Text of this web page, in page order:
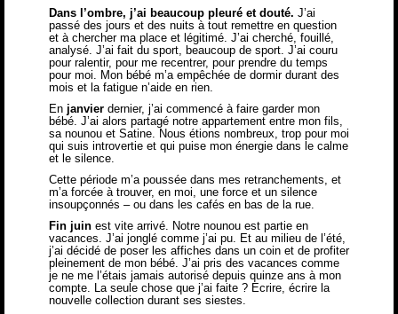
Dans l’ombre, j’ai beaucoup pleuré et douté. J’ai
passé des jours et des nuits à tout remettre en question
et à chercher ma place et légitimé. J’ai cherché, fouillé,
analysé. J’ai fait du sport, beaucoup de sport. J’ai couru
pour ralentir, pour me recentrer, pour prendre du temps
pour moi. Mon bébé m’a empêchée de dormir durant des
mois et la fatigue n’aide en rien.
En janvier dernier, j’ai commencé à faire garder mon
bébé. J’ai alors partagé notre appartement entre mon fils,
sa nounou et Satine. Nous étions nombreux, trop pour moi
qui suis introvertie et qui puise mon énergie dans le calme
et le silence.
Cette période m’a poussée dans mes retranchements, et
m’a forcée à trouver, en moi, une force et un silence
insoupçonnés – ou dans les cafés en bas de la rue.
Fin juin est vite arrivé. Notre nounou est partie en
vacances. J’ai jonglé comme j’ai pu. Et au milieu de l’été,
j’ai décidé de poser les affiches dans un coin et de profiter
pleinement de mon bébé. J’ai pris des vacances comme
je ne me l’étais jamais autorisé depuis quinze ans à mon
compte. La seule chose que j’ai faite ? Ecrire, écrire la
nouvelle collection durant ses siestes.